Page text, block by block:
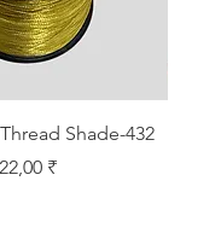
Shade-432
Prix
22,00 ₹